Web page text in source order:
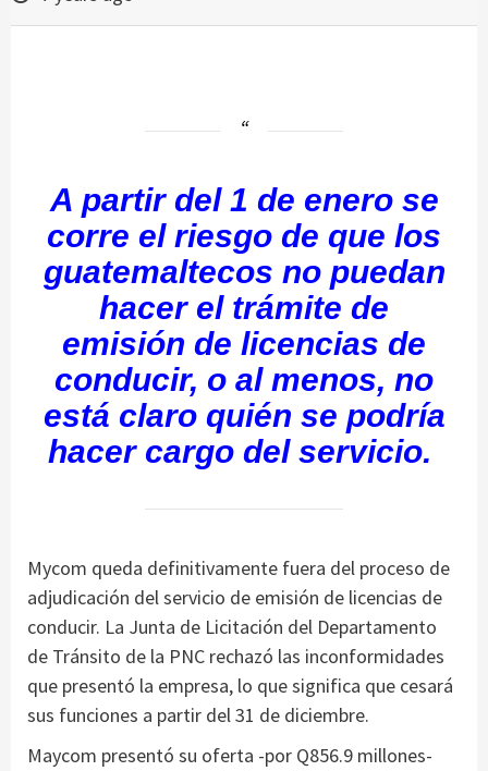
A partir del 1 de enero se
corre el riesgo de que los
guatemaltecos no puedan
hacer el trámite de
emisión de licencias de
conducir, o al menos, no
está claro quién se podría
hacer cargo del servicio.
Mycom queda definitivamente fuera del proceso de
adjudicación del servicio de emisión de licencias de
conducir. La Junta de Licitación del Departamento
de Tránsito de la PNC rechazó las inconformidades
que presentó la empresa, lo que significa que cesará
sus funciones a partir del 31 de diciembre.
Maycom presentó su oferta -por Q856.9 millones-